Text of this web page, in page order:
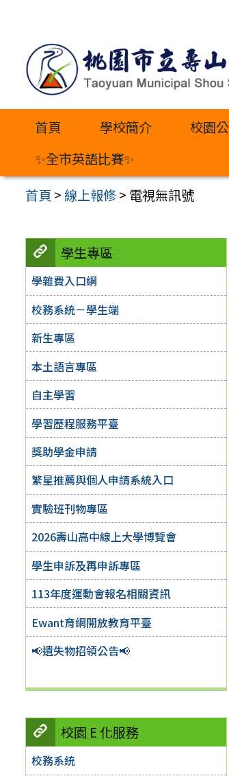
內
首頁 學校簡介 校園
✨全市英語比賽✨
首頁 >線上報修> 電視無訊號
學生專區
學雜費入口網
校務系統－學生端
新生專區
本土語言專區
自主學習
學習歷程服務平臺
獎助學金申請
繁星推薦與個人申請系統入口
實驗班刊物專區
2026壽山高中線上大學博覽會
學生申訴及再申訴專區
113年度運動會報名相關資訊
Ewant育網開放教育平臺
📢遺失物招領公告📢
校園 E 化服務
校務系統